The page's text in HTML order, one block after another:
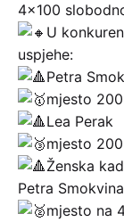
4×100
U
uspjehe:
Petra
mjesto
Lea Perak
mjesto
Ženska
Petra
mjesto na